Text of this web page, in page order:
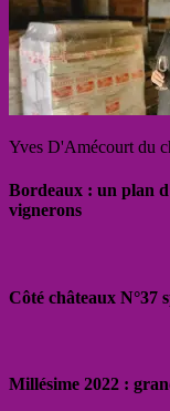
Yves D'Amécourt du
Bordeaux : un plan
vignerons
Côté châteaux N°37
Millésime 2022 :